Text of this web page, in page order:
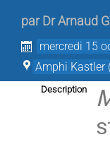
par Dr Arnaud
mercredi 15
Amphi Kastler
Description